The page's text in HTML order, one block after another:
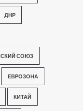
ДНР
СОЮЗ
ЕВРОЗОНА
КИТАЙ